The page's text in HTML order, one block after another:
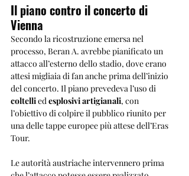
Il piano contro il concerto di
Vienna
Secondo la ricostruzione emersa nel
processo, Beran A. avrebbe pianificato un
attacco all’esterno dello stadio, dove erano
attesi migliaia di fan anche prima dell’inizio
del concerto. Il piano prevedeva l’uso di
coltelli ed esplosivi artigianali, con
l’obiettivo di colpire il pubblico riunito per
una delle tappe europee più attese dell’Eras
Tour.
Le autorità austriache intervennero prima